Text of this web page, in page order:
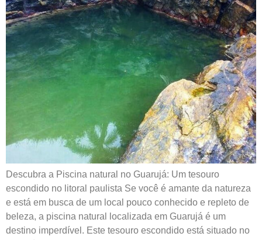
Descubra a Piscina natural no Guarujá: Um tesouro
escondido no litoral paulista Se você é amante da natureza
e está em busca de um local pouco conhecido e repleto de
beleza, a piscina natural localizada em Guarujá é um
destino imperdível. Este tesouro escondido está situado no